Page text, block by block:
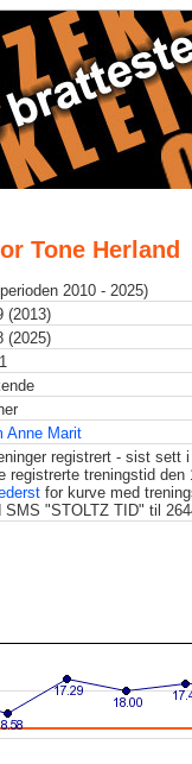
Tone Herland
2010 - 2025)
(2013)
(2025)
Anne Marit
registrert - sist sett
registrerte treningstid
for kurve med
SMS "STOLTZ TID" til